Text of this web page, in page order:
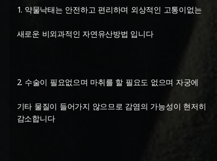
1. 약물낙태는 안전하고 편리하며 외상적인 고통이없는
새로운 비외과적인 자연유산방법 입니다
2. 수술이 필요없으며 마취를 할 필요도 없으며 자궁에
기타 물질이 들어가지 않으므로 감염의 가능성이 현저히
감소합니다